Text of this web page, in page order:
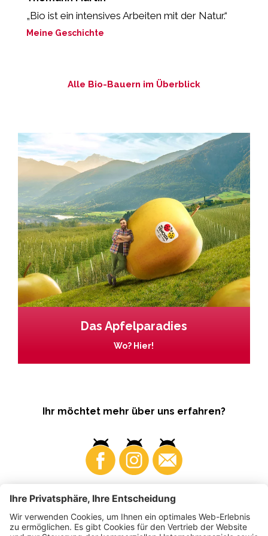
„Bio ist ein intensives Arbeiten mit der Natur.“
Meine Geschichte
Alle Bio-Bauern im Überblick
Das Apfelparadies
Wo? Hier!
Ihr möchtet mehr über uns erfahren?
Business Produzenten